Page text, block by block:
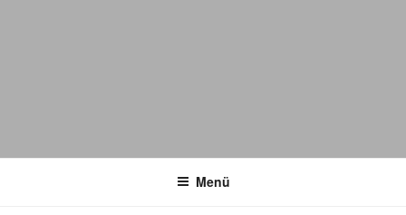
WÖRTERKATZE
Von Büchern erzählen
Menü